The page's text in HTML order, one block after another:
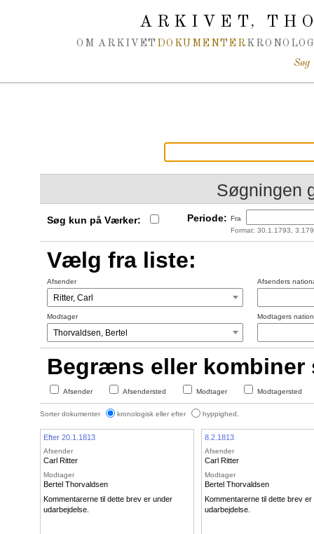
ARKIVET,
OM ARKIVET DOKUMENTER
Søg
Søgningen
Søg kun på Værker: Periode: Fra
Format: 30.1.1793,
Vælg fra liste:
Afsender Afsenders
Modtager Modtagers
Begræns eller kombiner
Afsender Afsendersted Modtager Modtagersted
Sorter dokumenter kronologisk eller efter hyppighed.
Efter 20.1.1813
Afsender
Carl Ritter
Modtager
Bertel Thorvaldsen
Kommentarerne til dette brev er under
udarbejdelse.
8.2.1813
Afsender
Carl Ritter
Modtager
Bertel Thorvaldsen
Kommentarerne til dette brev er
udarbejdelse.